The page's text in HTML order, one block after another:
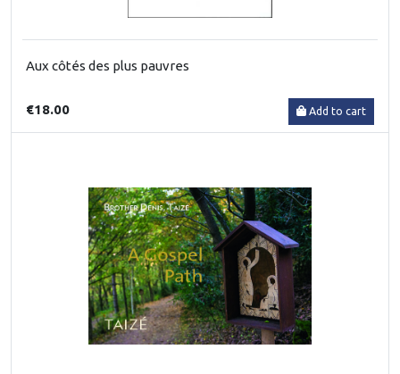
Aux côtés des plus pauvres
€18.00 Add to cart